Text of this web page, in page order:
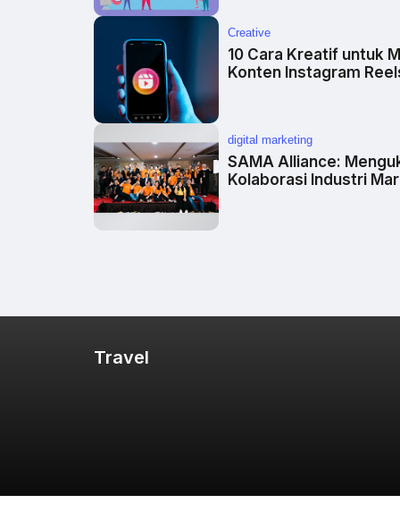
Creative
10 Cara Kreatif untuk
Konten Instagram
digital marketing
SAMA Alliance:
Kolaborasi Industri
Travel